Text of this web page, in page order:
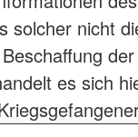
solcher nicht
es sich